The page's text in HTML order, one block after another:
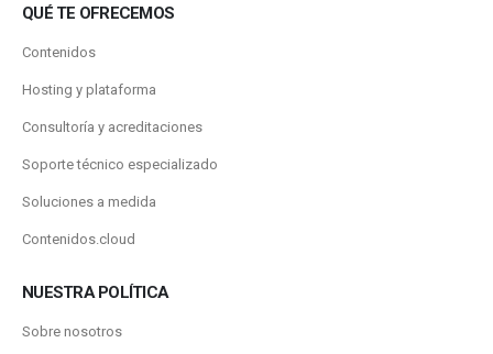
QUÉ TE OFRECEMOS
Contenidos
Hosting y plataforma
Consultoría y acreditaciones
Soporte técnico especializado
Soluciones a medida
Contenidos.cloud
NUESTRA POLÍTICA
Sobre nosotros